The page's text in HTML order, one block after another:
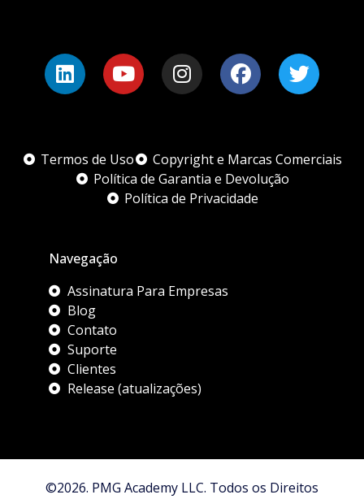
Termos de Uso
Copyright e Marcas Comerciais
Política de Garantia e Devolução
Política de Privacidade
Navegação
Assinatura Para Empresas
Blog
Contato
Suporte
Clientes
Release (atualizações)
©2026. PMG Academy LLC. Todos os Direitos